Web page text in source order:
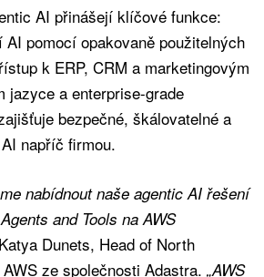
AI přinášejí klíčové funkce:
pomocí opakovaně použitelných
k ERP, CRM a marketingovým
jazyce a enterprise-grade
bezpečné, škálovatelné a
napříč firmou.
nabídnout naše agentic AI řešení
and Tools na AWS
Dunets, Head of North
ze společnosti Adastra. „AWS